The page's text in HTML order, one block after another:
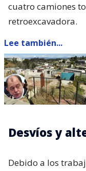
cuatro camiones
retroexcavadora.
Lee también...
Desvíos y
Debido a los